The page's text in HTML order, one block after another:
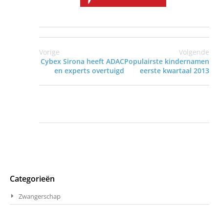
Vorige
Cybex Sirona heeft ADAC
en experts overtuigd
Volgende
Populairste kindernamen
eerste kwartaal 2013
Categorieën
Zwangerschap